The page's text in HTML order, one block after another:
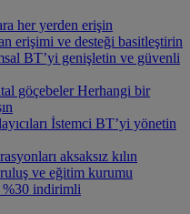
her yerden erişin
erişimi ve desteği basitleştirin
BT’yi genişletin ve güvenli
göçebeler Herhangi bir
İstemci BT’yi yönetin
aksaksız kılın
ve eğitim kurumu
%30 indirimli